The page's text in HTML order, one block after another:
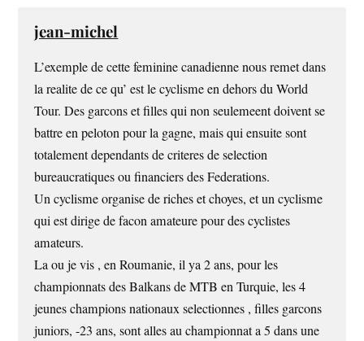
jean-michel
L’exemple de cette feminine canadienne nous remet dans
la realite de ce qu’ est le cyclisme en dehors du World
Tour. Des garcons et filles qui non seulemeent doivent se
battre en peloton pour la gagne, mais qui ensuite sont
totalement dependants de criteres de selection
bureaucratiques ou financiers des Federations.
Un cyclisme organise de riches et choyes, et un cyclisme
qui est dirige de facon amateure pour des cyclistes
amateurs.
La ou je vis , en Roumanie, il ya 2 ans, pour les
championnats des Balkans de MTB en Turquie, les 4
jeunes champions nationaux selectionnes , filles garcons
juniors, -23 ans, sont alles au championnat a 5 dans une